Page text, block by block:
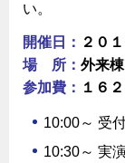
い。
開催日： ２０
場 所： 外来
参加費： １６
10:00～ 受
10:30～ 実